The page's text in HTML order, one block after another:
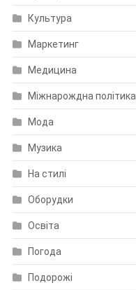
Культура
Маркетинг
Медицина
Міжнарождна політика
Мода
Музика
На стилі
Оборудки
Освіта
Погода
Подорожі